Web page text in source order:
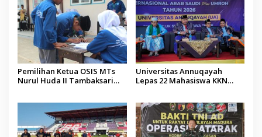
Pemilihan Ketua OSIS MTs
Nurul Huda II Tambaksari
Universitas Annuqayah
Lepas 22 Mahasiswa KKN